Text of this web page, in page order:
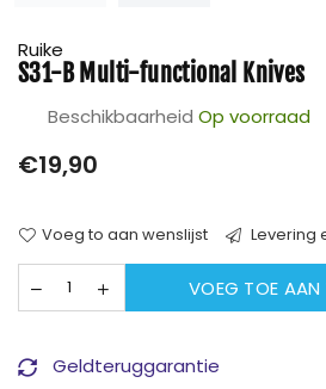
Ruike
S31-B Multi-functional Knives
Beschikbaarheid Op voorraad
Prijs
€19,90
Voeg to aan wenslijst Levering
VOEG TOE AAN
Geldteruggarantie